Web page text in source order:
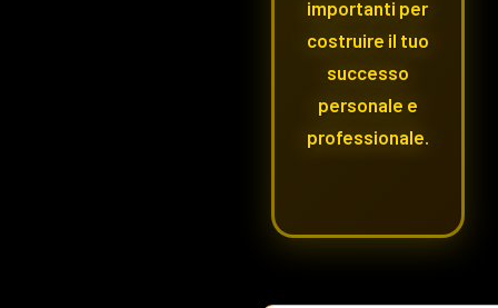
importanti per
costruire il tuo
successo
personale e
professionale.